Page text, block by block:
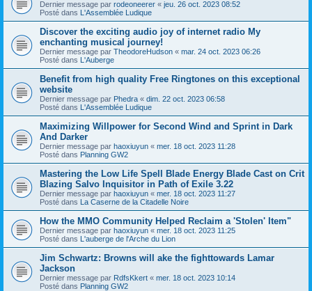
Dernier message par rodeoneerer « jeu. 26 oct. 2023 08:52
Posté dans L'Assemblée Ludique
Discover the exciting audio joy of internet radio My
enchanting musical journey!
Dernier message par TheodoreHudson « mar. 24 oct. 2023 06:26
Posté dans L'Auberge
Benefit from high quality Free Ringtones on this exceptional
website
Dernier message par Phedra « dim. 22 oct. 2023 06:58
Posté dans L'Assemblée Ludique
Maximizing Willpower for Second Wind and Sprint in Dark
And Darker
Dernier message par haoxiuyun « mer. 18 oct. 2023 11:28
Posté dans Planning GW2
Mastering the Low Life Spell Blade Energy Blade Cast on Crit
Blazing Salvo Inquisitor in Path of Exile 3.22
Dernier message par haoxiuyun « mer. 18 oct. 2023 11:27
Posté dans La Caserne de la Citadelle Noire
How the MMO Community Helped Reclaim a 'Stolen' Item"
Dernier message par haoxiuyun « mer. 18 oct. 2023 11:25
Posté dans L'auberge de l'Arche du Lion
Jim Schwartz: Browns will ake the fighttowards Lamar
Jackson
Dernier message par RdfsKkert « mer. 18 oct. 2023 10:14
Posté dans Planning GW2